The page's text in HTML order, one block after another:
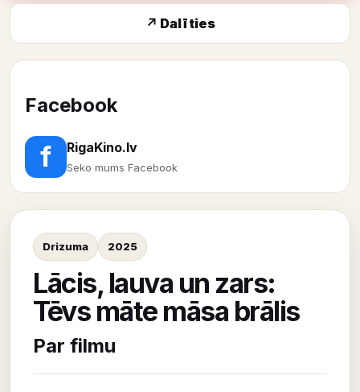
↗ Dalīties
Facebook
f RigaKino.lv
Seko mums Facebook
Drizuma 2025
Lācis, lauva un zars:
Tēvs māte māsa brālis
Par filmu